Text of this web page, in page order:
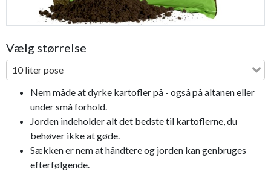
Vælg størrelse
10 liter pose
Nem måde at dyrke kartofler på - også på altanen eller
under små forhold.
Jorden indeholder alt det bedste til kartoflerne, du
behøver ikke at gøde.
Sækken er nem at håndtere og jorden kan genbruges
efterfølgende.